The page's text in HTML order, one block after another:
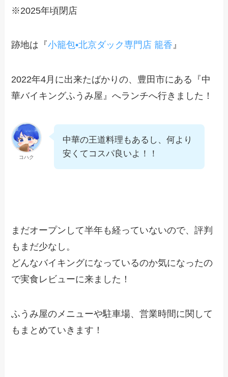
※2025年頃閉店
跡地は『小籠包•北京ダック専門店 籠香』
2022年4月に出来たばかりの、豊田市にある『中
華バイキングふうみ屋』へランチへ行きました！
コハク
中華の王道料理もあるし、何より
安くてコスパ良いよ！！
まだオープンして半年も経っていないので、評判
もまだ少なし。
どんなバイキングになっているのか気になったの
で実食レビューに来ました！
ふうみ屋のメニューや駐車場、営業時間に関して
もまとめていきます！